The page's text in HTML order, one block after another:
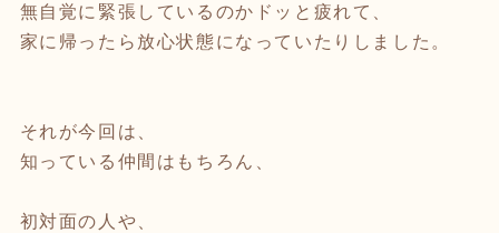
無自覚に緊張しているのかドッと疲れて、
家に帰ったら放心状態になっていたりしました。
それが今回は、
知っている仲間はもちろん、
初対面の人や、